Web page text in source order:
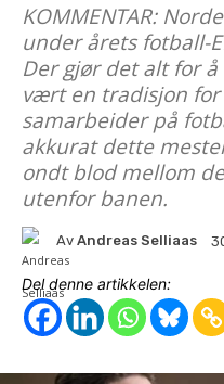
KOMMENTAR:
under årets fotball-
Der gjør det alt for
vært en tradisjon
samarbeider på
akkurat dette
ondt blod mellom
utenfor banen.
Av Andreas Selliaas
Del denne artikkelen: